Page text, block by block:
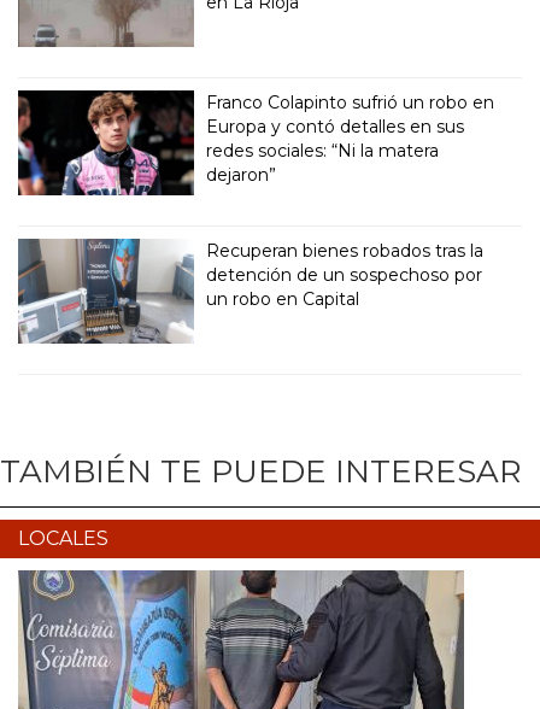
Franco Colapinto sufrió un robo en
Europa y contó detalles en sus
redes sociales: “Ni la matera
dejaron”
Recuperan bienes robados tras la
detención de un sospechoso por
un robo en Capital
TAMBIÉN TE PUEDE INTERESAR
LOCALES